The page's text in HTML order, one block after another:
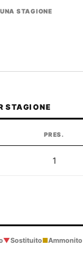
STAGIONE
STAGIONE
PRES.
1
▼Sostituito■Ammonito